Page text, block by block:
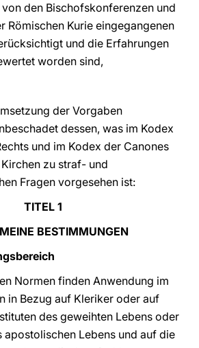
den Bischofskonferenzen und
Römischen Kurie eingegangenen
und die Erfahrungen
worden sind,
der Vorgaben
dessen, was im Kodex
und im Kodex der Canones
zu straf- und
Fragen vorgesehen ist:
TITEL 1
BESTIMMUNGEN
Normen finden Anwendung im
in Bezug auf Kleriker oder auf
des geweihten Lebens oder
apostolischen Lebens und auf die